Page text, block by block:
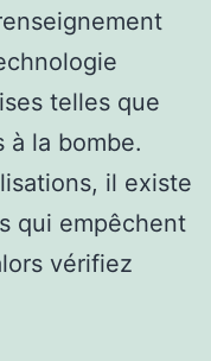
telles que
à la bombe.
il existe
qui empêchent
vérifiez